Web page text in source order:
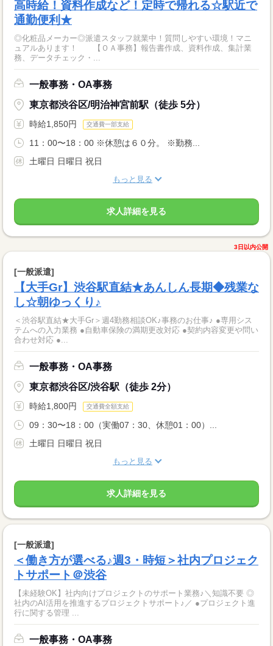
高時給！資料作成など！定時で帰れる☆駅近で
通勤便利★
◎化粧品メーカー◎派遣スタッフ就業中！質問しやすい環境！マニ
ュアルあります！ 【ＯＡ事務】報告書作成、資料作成、集計業
務、データチェック・...
一般事務・OA事務
東京都渋谷区/明治神宮前駅（徒歩 5分）
時給1,850円 交通費一部支給
11：00〜18：00 ※休憩は６０分。 ※勤務...
土曜日 日曜日 祝日
もっと見る
求人詳細を見る
3日以内公開
[一般派遣]
【大手Gr】渋谷駅直結★あんしん長期◆残業な
し☆朝ゆっくり♪
＜渋谷駅直結★大手Gr＞週4勤務相談OK♪事務のお仕事♪ ●専用シス
テムへの入力業務 ●自動車保険の満期更改対応 ●契約内容変更や問い
合わせ対応 ●...
一般事務・OA事務
東京都渋谷区/渋谷駅（徒歩 2分）
時給1,800円 交通費全額支給
09：30〜18：00（実働07：30、休憩01：00）...
土曜日 日曜日 祝日
もっと見る
求人詳細を見る
[一般派遣]
＜働き方が選べる♪週3・時短＞社内プロジェク
トサポート＠渋谷
【未経験OK】社内向けプロジェクトのサポート業務♪＼知識不要 ◎
社内のAI活用を推進するプロジェクトサポート♪／ ●プロジェクト進
行に関する管理 ...
一般事務・OA事務